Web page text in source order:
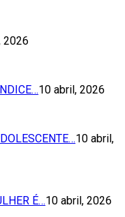
2026
10 abril, 2026
10 abril,
É…10 abril, 2026